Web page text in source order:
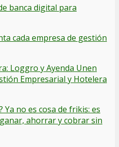
banca digital para
cada empresa de gestión
Loggro y Ayenda Unen
Empresarial y Hotelera
no es cosa de frikis: es
ahorrar y cobrar sin